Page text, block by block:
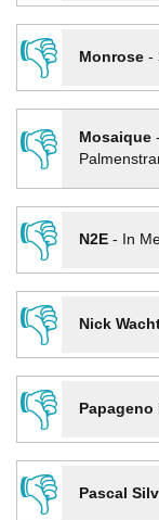
👎
Monrose-
👎
Mosaique-
👎
N2E- In
👎
Nick
👎
Papageno
👎
Pascal